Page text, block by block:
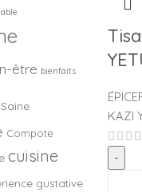
être bienfaits
Compote
cuisine
gustative
KAZI
-